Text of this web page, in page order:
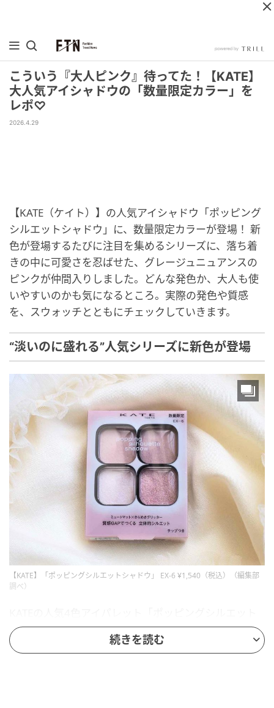
こういう『大人ピンク』待ってた！【KATE】
大人気アイシャドウの「数量限定カラー」を
レポ♡
2026.4.29
【KATE（ケイト）】の人気アイシャドウ「ポッピング
シルエットシャドウ」に、数量限定カラーが登場！ 新
色が登場するたびに注目を集めるシリーズに、落ち着
きの中に可愛さを忍ばせた、グレージュニュアンスの
ピンクが仲間入りしました。どんな発色か、大人も使
いやすいのかも気になるところ。実際の発色や質感
を、スウォッチとともにチェックしていきます。
“淡いのに盛れる”人気シリーズに新色が登場
【KATE】「ポッピングシルエットシャドウ」 EX-6 ¥1,540（税込）（編集部
調べ）
シャドウ」から、数量限定で登場したこちらの新色。
同シリーズはミュートマットとグリッター、正反対の
続きを読む